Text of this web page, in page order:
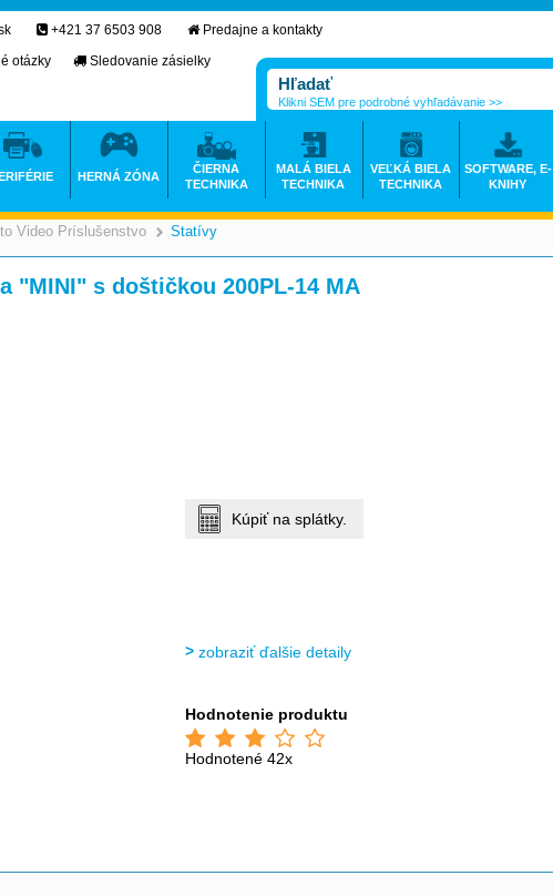
Video Príslušenstvo >
Statívy
"MINI" s doštičkou 200PL-14 MA
Kúpiť na splátky.
zobraziť ďalšie detaily
Hodnotenie produktu
Hodnotené 42x
+421 37 6503 908
Predajne a kontakty
otázky
Sledovanie zásielky
Klikni SEM pre podrobné vyhľadávanie >>
HERNÁ ZÓNA
ČIERNA
TECHNIKA
MALÁ BIELA
TECHNIKA
VEĽKÁ BIELA
TECHNIKA
SOFTWARE, E-
KNIHY